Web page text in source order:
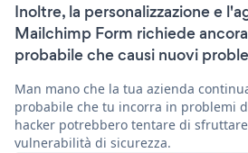
Inoltre, la personalizzazione e
Mailchimp Form richiede
probabile che causi nuovi
Man mano che la tua azienda
probabile che tu incorra in problemi
hacker potrebbero tentare di
vulnerabilità di sicurezza.